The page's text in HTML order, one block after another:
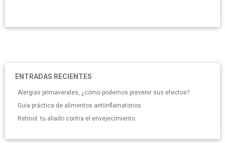
ENTRADAS RECIENTES
Alergias primaverales, ¿cómo podemos prevenir sus efectos?
Guía práctica de alimentos antiinflamatorios
Retinol: tu aliado contra el envejecimiento